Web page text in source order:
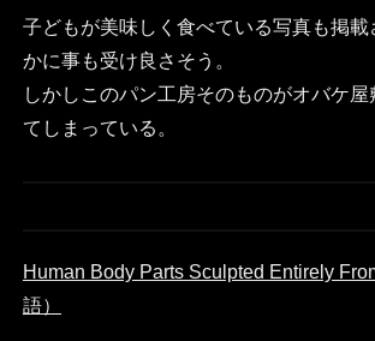
子どもが美味しく食べている写真も掲載
かに事も受け良さそう。
しかしこのパン工房そのものがオバケ屋
てしまっている。
Human Body Parts Sculpted Entirely
語）